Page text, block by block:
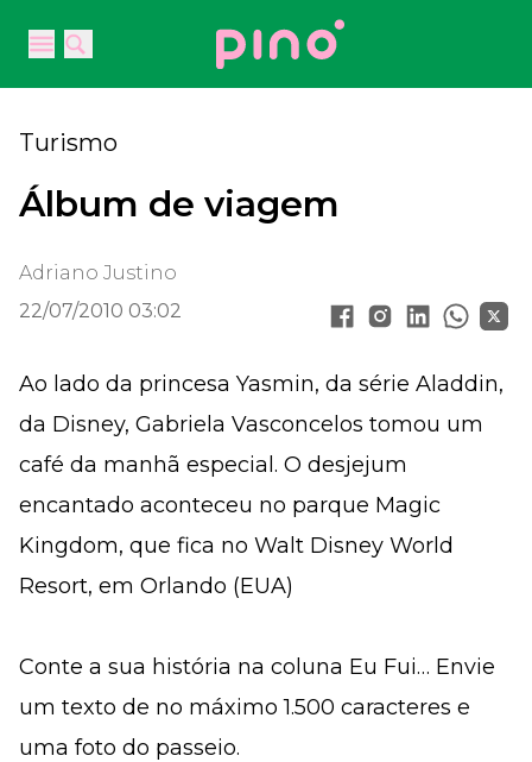
Open main menu
Open main menu
Your Company
Turismo
Álbum de viagem
Adriano Justino
22/07/2010 03:02
Ao lado da princesa Yasmin, da série Aladdin,
da Disney, Gabriela Vasconcelos tomou um
café da manhã especial. O desjejum
encantado aconteceu no parque Magic
Kingdom, que fica no Walt Disney World
Resort, em Orlando (EUA)
Conte a sua história na coluna Eu Fui… Envie
um texto de no máximo 1.500 caracteres e
uma foto do passeio.